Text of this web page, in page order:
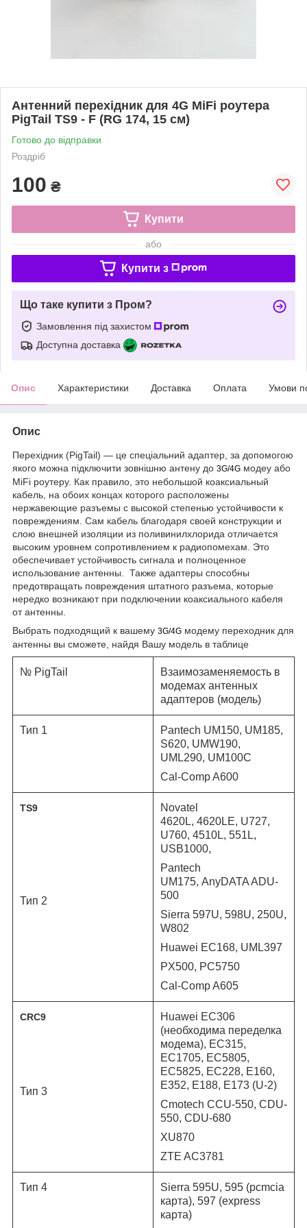
Антенний перехідник для 4G MiFi роутера
PigTail TS9 - F (RG 174, 15 см)
Готово до відправки
Роздріб
100 ₴
Купити
або
Купити з
Що таке купити з Пром?
Замовлення під захистом
Доступна доставка
Опис Характеристики Доставка Оплата Умови
Опис
Перехідник (PigTail) — це спеціальний адаптер, за допомогою
якого можна підключити зовнішню антену до 3G/4G модеу або
MiFi роутеру. Как правило, это небольшой коаксиальный
кабель, на обоих концах которого расположены
нержавеющие разъемы с высокой степенью устойчивости к
повреждениям. Сам кабель благодаря своей конструкции и
слою внешней изоляции из поливинилхлорида отличается
высоким уровнем сопротивлением к радиопомехам. Это
обеспечивает устойчивость сигнала и полноценное
использование антенны. Также адаптеры способны
предотвращать повреждения штатного разъема, которые
нередко возникают при подключении коаксиального кабеля
от антенны.
Выбрать подходящий к вашему 3G/4G модему переходник для
антенны вы сможете, найдя Вашу модель в таблице
№ PigTail
Взаимозаменяемость в
модемах антенных
адаптеров (модель)
Тип 1
Pantech UM150, UM185,
S620, UMW190,
UML290, UM100C
Cal-Comp A600
TS9
Тип 2
Novatel
4620L, 4620LE, U727,
U760, 4510L, 551L,
USB1000,
Pantech
UM175, AnyDATA ADU-
500
Sierra 597U, 598U, 250U,
W802
Huawei EC168, UML397
PX500, PC5750
Cal-Comp A605
CRC9
Тип 3
Huawei EC306
(необходима переделка
модема), EC315,
EC1705, EC5805,
EC5825, EC228, E160,
E352, E188, E173 (U-2)
Cmotech CCU-550, CDU-
550, CDU-680
XU870
ZTE AC3781
Тип 4
Sierra 595U, 595 (pcmcia
карта), 597 (express
карта)